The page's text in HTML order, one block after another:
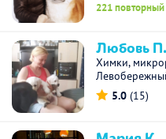
221 повторный
Любовь П.
Химки,
5.0 (15)